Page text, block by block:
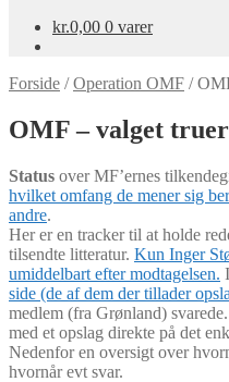
kr.0,00 0 varer
Forside /Operation OMF /
OMF – valget truer
Status over MF’ernes
hvilket omfang de mener sig
andre.
Her er en tracker til at holde
tilsendte litteratur. Kun Inger
umiddelbart efter modtagelsen. I
side (de af dem der tillader
medlem (fra Grønland)
med et opslag direkte på det
Nedenfor en oversigt over
hvornår evt svar.